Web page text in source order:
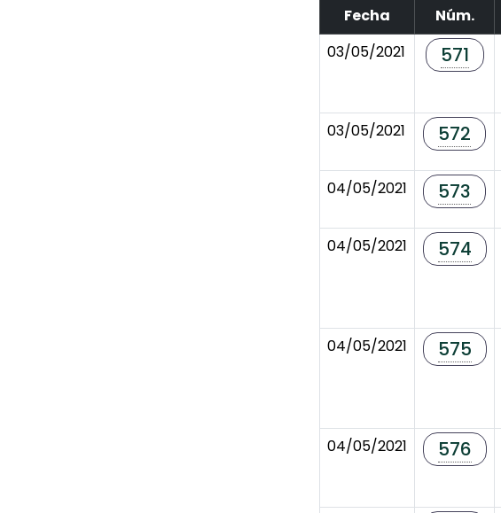
Fecha Núm.
03/05/2021
571
03/05/2021
572
04/05/2021
573
04/05/2021
574
04/05/2021
575
04/05/2021
576